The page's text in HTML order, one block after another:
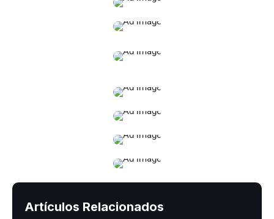
Artículos Relacionados